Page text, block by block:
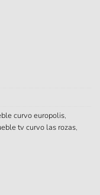
curvo europolis,
tv curvo las rozas,